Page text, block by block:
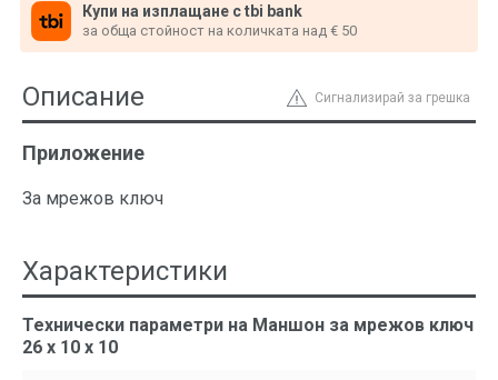
Купи на изплащане с tbi bank
за обща стойност на количката над € 50
Сигнализирай за грешка
Описание
Приложение
За мрежов ключ
Характеристики
Технически параметри на Маншон за мрежов ключ
26 x 10 x 10